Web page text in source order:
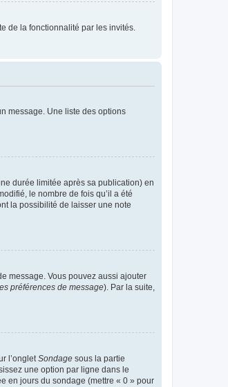
de la fonctionnalité par les invités.
message. Une liste des options
durée limitée après sa publication) en
le nombre de fois qu’il a été
la possibilité de laisser une note
message. Vous pouvez aussi ajouter
préférences de message). Par la suite,
l’onglet Sondage sous la partie
une option par ligne dans le
en jours du sondage (mettre « 0 » pour